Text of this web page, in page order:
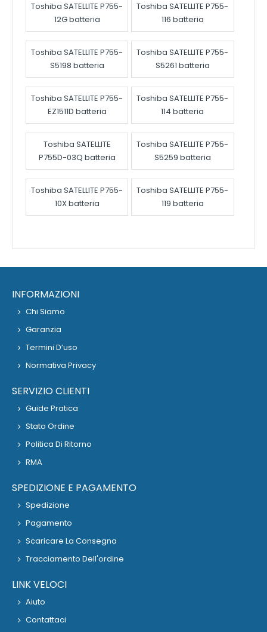
Toshiba SATELLITE P755-
12G batteria
Toshiba SATELLITE P755-
116 batteria
Toshiba SATELLITE P755-
S5198 batteria
Toshiba SATELLITE P755-
S5261 batteria
Toshiba SATELLITE P755-
EZ1511D batteria
Toshiba SATELLITE P755-
114 batteria
Toshiba SATELLITE
P755D-03Q batteria
Toshiba SATELLITE P755-
S5259 batteria
Toshiba SATELLITE P755-
10X batteria
Toshiba SATELLITE P755-
119 batteria
INFORMAZIONI
Chi Siamo
Garanzia
Termini D’uso
Normativa Privacy
SERVIZIO CLIENTI
Guide Pratica
Stato Ordine
Politica Di Ritorno
RMA
SPEDIZIONE E PAGAMENTO
Spedizione
Pagamento
Scaricare La Consegna
Tracciamento Dell'ordine
LINK VELOCI
Aiuto
Contattaci